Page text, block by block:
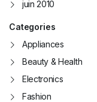
juin 2010
Categories
Appliances
Beauty & Health
Electronics
Fashion